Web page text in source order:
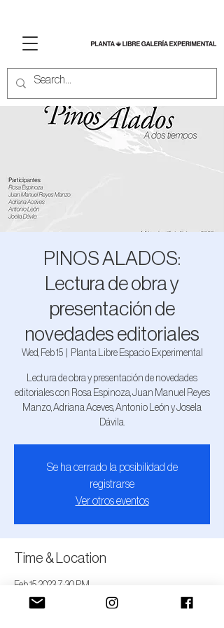
PINOS ALADOS:
Lectura de obra y
presentación de
novedades editoriales
Wed, Feb 15
  |
Planta Libre Espacio Experimental
Lectura de obra y presentación de novedades
editoriales con Rosa Espinoza, Juan Manuel Reyes
Manzo, Adriana Aceves, Antonio León y Josela
Dávila.
Se ha cerrado la posibilidad de
registrarse
Ver otros eventos
Time & Location
Feb 15, 2023, 7:30 PM
Planta Libre Espacio Experimental, Av Zuazua 447,
Primera, 21100 Mexicali, B.C., México